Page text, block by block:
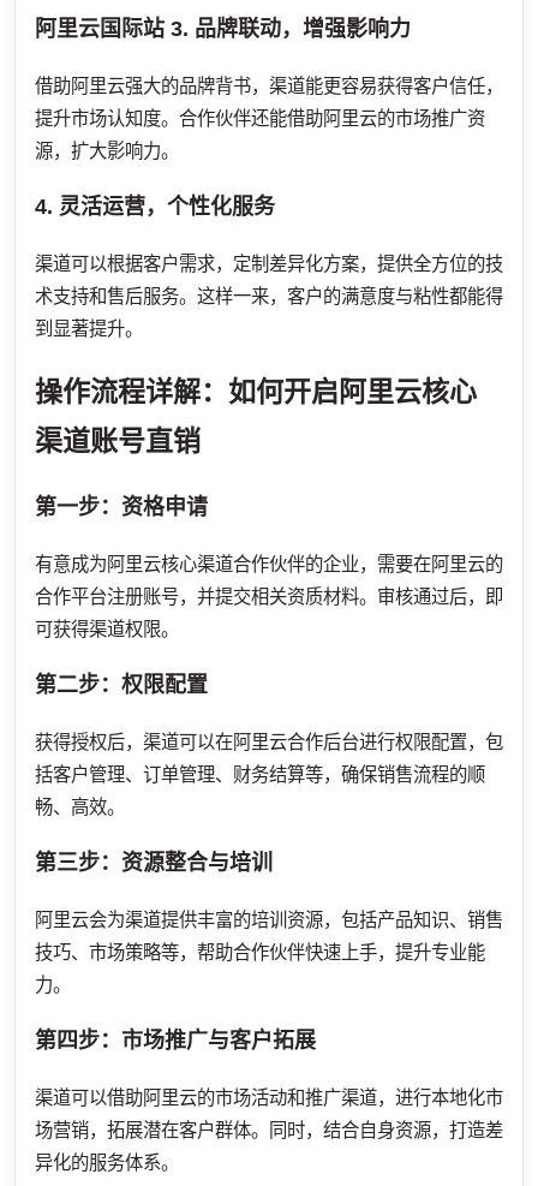
阿里云国际站 3. 品牌联动，增强影响力
借助阿里云强大的品牌背书，渠道能更容易获得客户信任，
提升市场认知度。合作伙伴还能借助阿里云的市场推广资
源，扩大影响力。
4. 灵活运营，个性化服务
渠道可以根据客户需求，定制差异化方案，提供全方位的技
术支持和售后服务。这样一来，客户的满意度与粘性都能得
到显著提升。
操作流程详解：如何开启阿里云核心
渠道账号直销
第一步：资格申请
有意成为阿里云核心渠道合作伙伴的企业，需要在阿里云的
合作平台注册账号，并提交相关资质材料。审核通过后，即
可获得渠道权限。
第二步：权限配置
获得授权后，渠道可以在阿里云合作后台进行权限配置，包
括客户管理、订单管理、财务结算等，确保销售流程的顺
畅、高效。
第三步：资源整合与培训
阿里云会为渠道提供丰富的培训资源，包括产品知识、销售
技巧、市场策略等，帮助合作伙伴快速上手，提升专业能
力。
第四步：市场推广与客户拓展
渠道可以借助阿里云的市场活动和推广渠道，进行本地化市
场营销，拓展潜在客户群体。同时，结合自身资源，打造差
异化的服务体系。